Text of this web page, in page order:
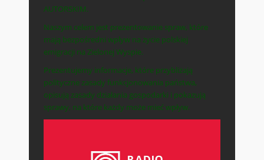
AUTORSKIM.
Naszym celem jest prezentowanie spraw, które
mają bezpośredni wpływ na życie polskiej
emigracji na Zielonej Wyspie.
Prezentujemy informacje, które przybliżają
polityczne zasady funkcjonowania państwa,
opisują zasady działania gospodarki i pokazują
sprawy, na które każdy może mieć wpływ.